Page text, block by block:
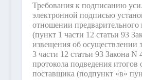
Требования к подписанию
электронной подписью
отношении предварительного
(пункт 1 части 12 статьи 93
извещения об осуществлении
3 части 12 статьи 93 Закона N
протокола подведения итогов
поставщика (подпункт «в»